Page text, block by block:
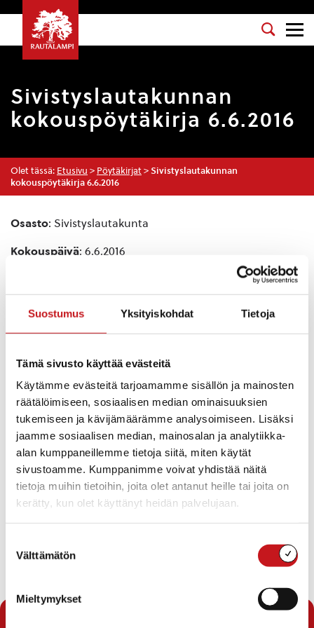
Suostumus Yksityiskohdat Tietoja
Tämä sivusto käyttää evästeitä
Käytämme evästeitä tarjoamamme sisällön ja mainosten
räätälöimiseen, sosiaalisen median ominaisuuksien
tukemiseen ja kävijämäärämme analysoimiseen. Lisäksi
jaamme sosiaalisen median, mainosalan ja analytiikka-
alan kumppaneillemme tietoja siitä, miten käytät
sivustoamme. Kumppanimme voivat yhdistää näitä
tietoja muihin tietoihin, joita olet antanut heille tai joita on
kerätty, kun olet käyttänyt heidän palvelujaan.
valinta
Välttämätön
Mieltymykset
Sivistyslautakunnan
kokouspöytäkirja 6.6.2016
Olet tässä: Etusivu > Pöytäkirjat > Sivistyslautakunnan
kokouspöytäkirja 6.6.2016
Osasto: Sivistyslautakunta
Kokouspäivä: 6.6.2016
Kokouksen laillisuuden ja päätösvaltaisuuden
toteaminen
Pöytäkirjan tarkastajat
Aamu- ja iltapäivätoiminnan maksujen korotus
Varhaiskasvatuksen toimien muuttaminen
Sivistysosaston täyttämättömän
koulunkäynninohjaajan toimen täyttölupa
Matti Lohen
oppisopimuskoulutuks.määräaik.koulunkäynn.
työsuhde
Matti Lohen määr. henkilökohtaisen
koulunkäyntiavus. palkkaaminen
Uima- ja hyppylaiturin hankinta
Viranhaltijapäätökset